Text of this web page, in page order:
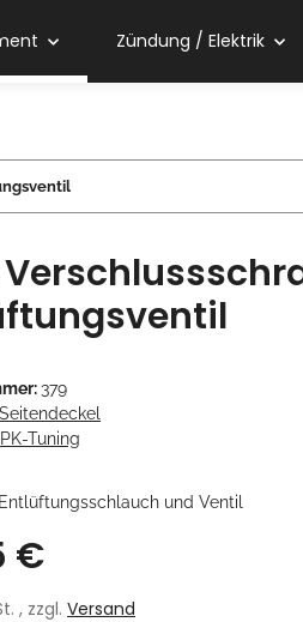
Zündung / Elektrik
379
Seitendeckel
PK-Tuning
und Ventil
€
, zzgl. Versand